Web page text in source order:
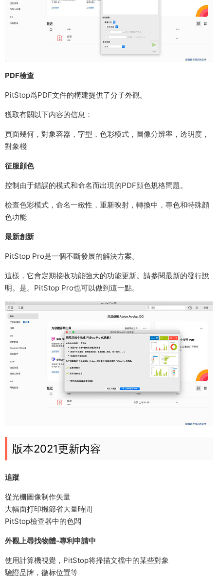
PDF檢查
PitStop爲PDF文件的構建提供了分子外觀。
獲取有關以下内容的信息：
頁面幾何，對象容器，字型，色彩模式，圖像分辨率，透明度，
對象棧
征服顔色
控制由于錯誤的模式和命名而出現的PDF顔色規格問題。
檢查色彩模式，命名一緻性，重新映射，轉換中，專色和特殊顔
色功能
最新創新
PitStop Pro是一個不斷發展的解決方案。
這樣，它會定期接收功能強大的功能更新。請參閱最新的發行說
明。是。PitStop Pro也可以做到這一點。
版本2021更新内容
追蹤
從光栅圖像制作矢量
大幅面打印機節省大量時間
PitStop檢查器中的色闆
外觀上尋找物體-專利申請中
使用計算機視覺，PitStop将掃描文檔中的某些對象
驗證品牌，徽标位置等